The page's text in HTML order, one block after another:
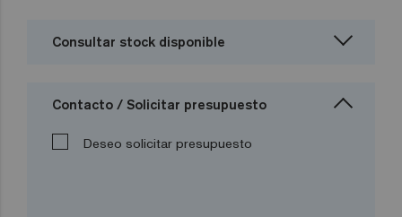
Consultar stock disponible
Contacto / Solicitar presupuesto
Deseo solicitar presupuesto